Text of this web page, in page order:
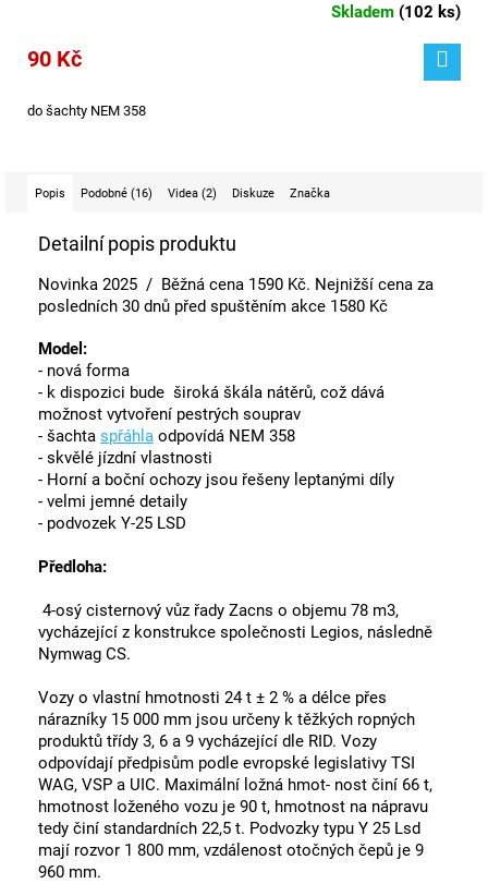
Skladem (102 ks)
90 Kč
do šachty NEM 358
Popis Podobné (16) Videa (2) Diskuze Značka
Detailní popis produktu
Novinka 2025 / Běžná cena 1590 Kč. Nejnižší cena za
posledních 30 dnů před spuštěním akce 1580 Kč
Model:
- nová forma
- k dispozici bude široká škála nátěrů, což dává
možnost vytvoření pestrých souprav
- šachta spřáhla odpovídá NEM 358
- skvělé jízdní vlastnosti
- Horní a boční ochozy jsou řešeny leptanými díly
- velmi jemné detaily
- podvozek Y-25 LSD
Předloha:
4-osý cisternový vůz řady Zacns o objemu 78 m3,
vycházející z konstrukce společnosti Legios, následně
Nymwag CS.
Vozy o vlastní hmotnosti 24 t ± 2 % a délce přes
nárazníky 15 000 mm jsou určeny k těžkých ropných
produktů třídy 3, 6 a 9 vycházející dle RID. Vozy
odpovídají předpisům podle evropské legislativy TSI
WAG, VSP a UIC. Maximální ložná hmot- nost činí 66 t,
hmotnost loženého vozu je 90 t, hmotnost na nápravu
tedy činí standardních 22,5 t. Podvozky typu Y 25 Lsd
mají rozvor 1 800 mm, vzdálenost otočných čepů je 9
960 mm.